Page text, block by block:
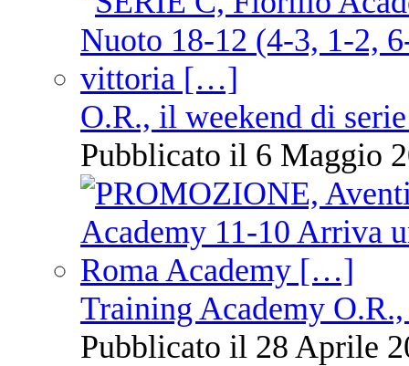
O.R., il weekend di
Pubblicato il 6 Maggio
Training Academy
Pubblicato il 28 Aprile